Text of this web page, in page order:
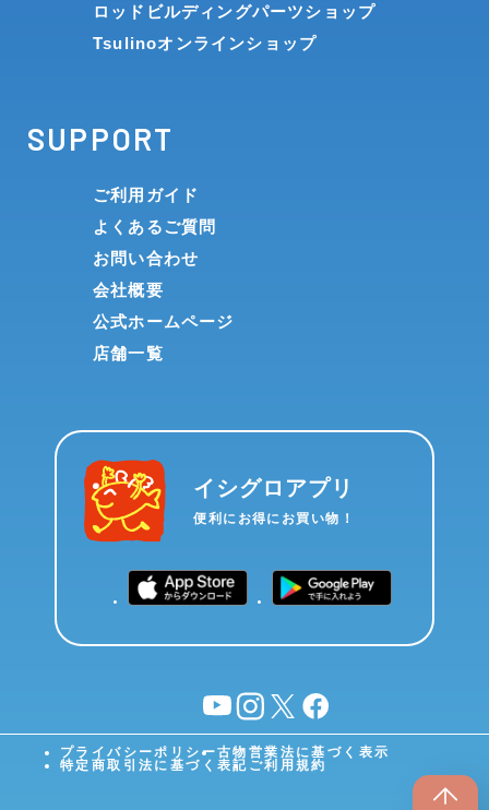
ロッドビルディングパーツショップ
Tsulinoオンラインショップ
SUPPORT
ご利用ガイド
よくあるご質問
お問い合わせ
会社概要
公式ホームページ
店舗一覧
イシグロアプリ
便利にお得にお買い物！
YouTubeinstagram
X facebook
プライバシーポリシー古物営業法に基づく表示
特定商取引法に基づく表記 ご利用規約